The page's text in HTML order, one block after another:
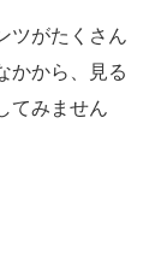
ツがたくさん
かから、見る
てみません